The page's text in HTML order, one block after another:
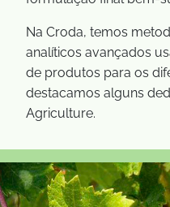
Na Croda, temos
analíticos avançados
de produtos para os
destacamos alguns
Agriculture.